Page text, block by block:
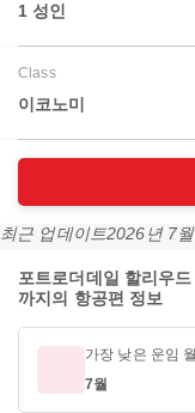
1 성인
Class
이코노미
최근 업데이트2026년 7
포트로더데일 할리우
까지의 항공편 정보
가장 낮은 운임 월
7월